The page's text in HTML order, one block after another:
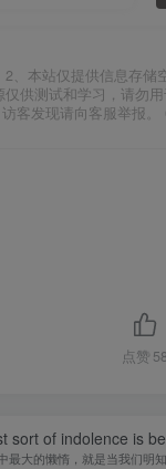
、本站仅提供信息存
供测试和学习，请勿
客发现请向客服举报
点赞
sort of indolence is
最大的懒惰，就是当我们明